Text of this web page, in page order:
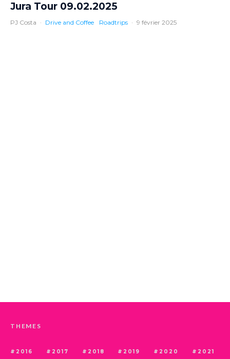
Jura Tour 09.02.2025
PJ Costa · Drive and Coffee Roadtrips · 9 février 2025
THEMES
2016 2017 2018 2019 2020
2021